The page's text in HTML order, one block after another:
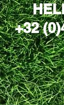
+32